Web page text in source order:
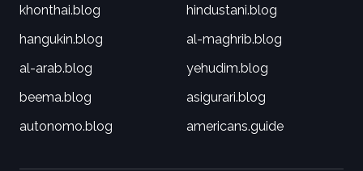
khonthai.blog
hindustani.blog
hangukin.blog
al-maghrib.blog
al-arab.blog
yehudim.blog
beema.blog
asigurari.blog
autonomo.blog
americans.guide